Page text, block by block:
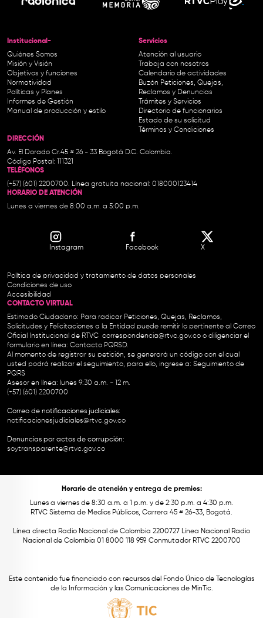
Institucional-
Quiénes Somos
Misión y Visión
Objetivos y funciones
Normatividad
Políticas y Planes
Informes de Gestión
Manual de producción y estilo
Servicios
Atención al usuario
Trabaja con nosotros
Calendario de actividades
Buzón Peticiones, Quejas,
Reclamos y Denuncias
Trámites y Servicios
Directorio de funcionarios
Estado de su solicitud
Términos y Condiciones
DIRECCIÓN
Av. El Dorado Cr.45 # 26 - 33 Bogotá D.C. Colombia.
Código Postal: 111321
TELÉFONOS
(+57) (601) 2200700. Línea gratuita nacional: 018000123414
HORARIO DE ATENCIÓN
Lunes a viernes de 8:00 a.m. a 5:00 p.m.
Instagram Facebook X
Política de privacidad y tratamiento de datos personales
Condiciones de uso
Accesibilidad
CONTACTO VIRTUAL
Estimado Ciudadano: Para radicar Peticiones, Quejas, Reclamos,
Solicitudes y Felicitaciones a la Entidad puede remitir lo pertinente al Correo
Oficial Institucional de RTVC correspondencia@rtvc.gov.co o diligenciar el
formulario en línea: Contacto PQRSD.
Al momento de registrar su petición, se generará un código con el cual
usted podrá realizar el seguimiento, para ello, ingrese a: Seguimiento de
PQRS
Asesor en línea: lunes 9:30 a.m. - 12 m.
(+57) (601) 2200700
Correo de notificaciones judiciales:
notificacionesjudiciales@rtvc.gov.co
Denuncias por actos de corrupción:
soytransparente@rtvc.gov.co
Horario de atención y entrega de premios:
Lunes a viernes de 8:30 a.m. a 1 p.m. y de 2:30 p.m. a 4:30 p.m.
RTVC Sistema de Medios Públicos, Carrera 45 # 26-33, Bogotá.
Línea directa Radio Nacional de Colombia 2200727 Línea Nacional Radio
Nacional de Colombia 01 8000 118 959. Conmutador RTVC 2200700
Este contenido fue financiado con recursos del Fondo Único de Tecnologías
de la Información y las Comunicaciones de MinTic.